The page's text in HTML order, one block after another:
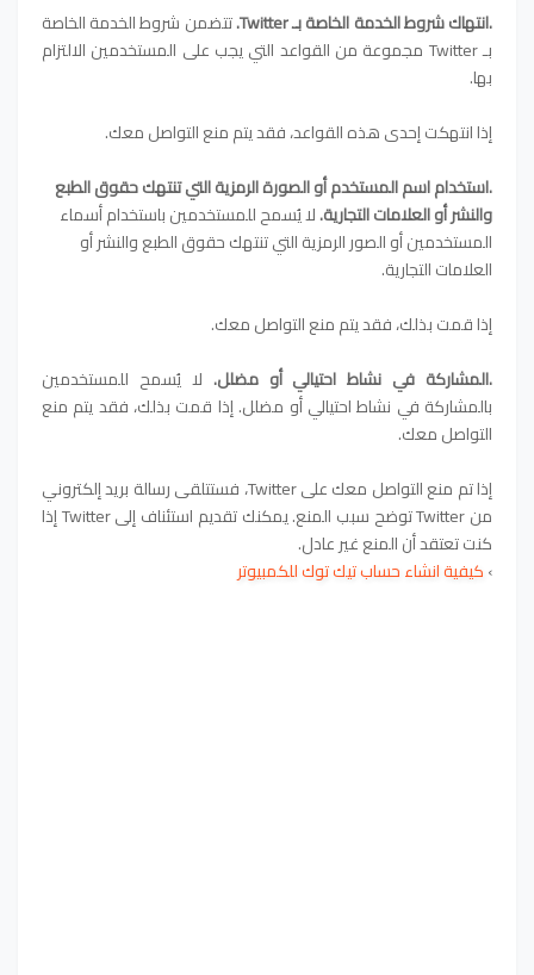
.انتهاك شروط الخدمة الخاصة بـ Twitter.
تتضمن شروط الخدمة الخاصة
بـ Twitter مجموعة من القواعد التي يجب على المستخدمين الالتزام
بها.
إذا انتهكت إحدى هذه القواعد، فقد يتم منع التواصل معك.
.استخدام اسم المستخدم أو الصورة الرمزية التي تنتهك حقوق الطبع
والنشر أو العلامات التجارية.لا يُسمح للمستخدمين باستخدام أسماء
المستخدمين أو الصور الرمزية التي تنتهك حقوق الطبع والنشر أو
العلامات التجارية.
إذا قمت بذلك، فقد يتم منع التواصل معك.
.المشاركة في نشاط احتيالي أو مضلل. لا يُسمح للمستخدمين
بالمشاركة في نشاط احتيالي أو مضلل. إذا قمت بذلك، فقد يتم منع
التواصل معك.
إذا تم منع التواصل معك على Twitter، فستتلقى رسالة بريد إلكتروني
من Twitter توضح سبب المنع. يمكنك تقديم استئناف إلى Twitter إذا
كنت تعتقد أن المنع غير عادل.
›كيفية انشاء حساب تيك توك للكمبيوتر